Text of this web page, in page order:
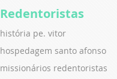
Redentoristas
história pe. vitor
hospedagem santo afonso
missionários redentoristas